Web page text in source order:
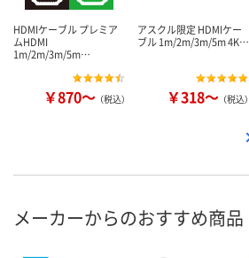
HDMIケーブル プレミア
ムHDMI
1m/2m/3m/5m…
￥870～ （税込）
アスクル限定 HDMIケー
ブル 1m/2m/3m/5m 4K…
￥318～ （税込）
メーカーからのおすすめ商品